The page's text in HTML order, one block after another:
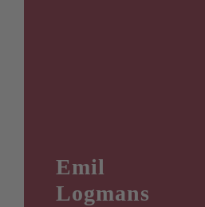
Emil
Logmans